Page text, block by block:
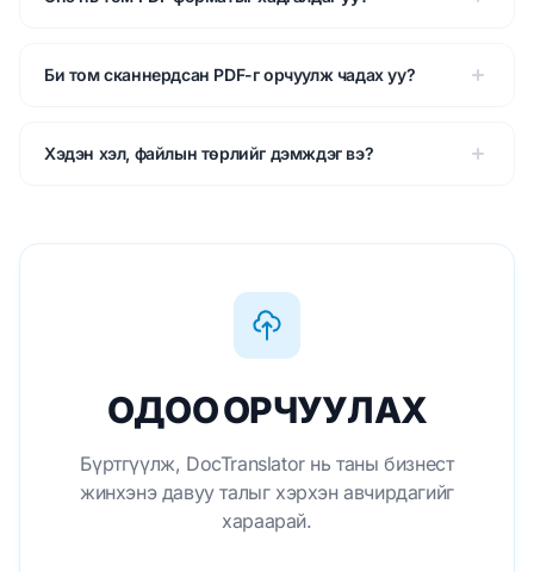
Би том сканнердсан PDF-г орчуулж чадах уу?
Хэдэн хэл, файлын төрлийг дэмждэг вэ?
ОДОО ОРЧУУЛАХ
Бүртгүүлж, DocTranslator нь таны бизнест
жинхэнэ давуу талыг хэрхэн авчирдагийг
хараарай.